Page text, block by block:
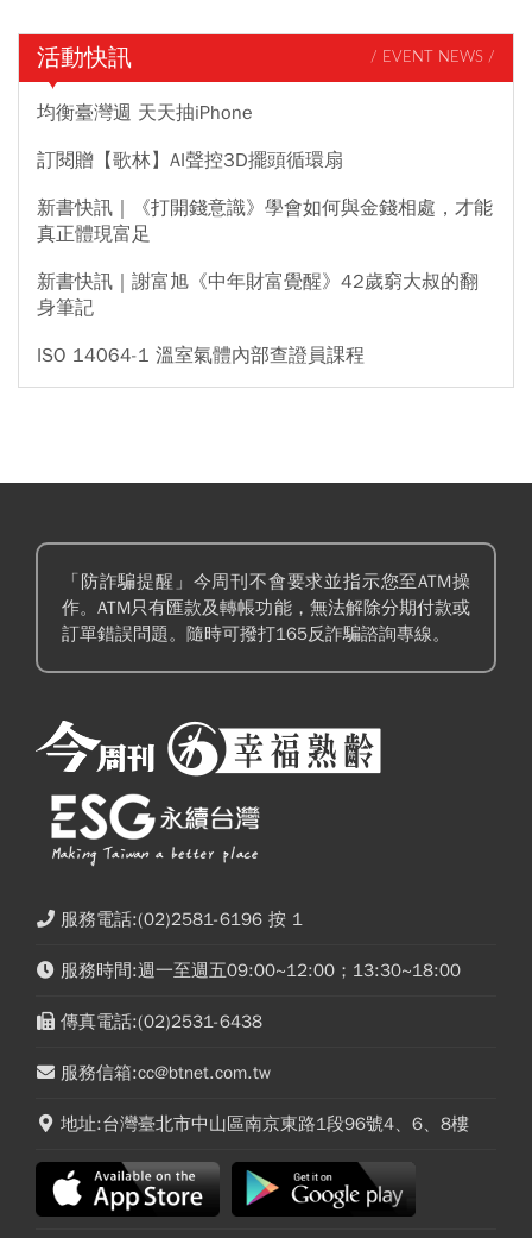
活動快訊 / EVENT NEWS /
均衡臺灣週 天天抽iPhone
訂閱贈【歌林】AI聲控3D擺頭循環扇
新書快訊｜《打開錢意識》學會如何與金錢相處，才能
真正體現富足
新書快訊｜謝富旭《中年財富覺醒》42歲窮大叔的翻
身筆記
ISO 14064-1 溫室氣體內部查證員課程
「防詐騙提醒」今周刊不會要求並指示您至ATM操
作。ATM只有匯款及轉帳功能，無法解除分期付款或
訂單錯誤問題。隨時可撥打165反詐騙諮詢專線。
服務電話:(02)2581-6196 按 1
服務時間:週一至週五09:00~12:00；13:30~18:00
傳真電話:(02)2531-6438
服務信箱:cc@btnet.com.tw
地址:台灣臺北市中山區南京東路1段96號4、6、8樓